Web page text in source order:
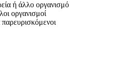
ή άλλο οργανισμό
οργανισμοί
παρευρισκόμενοι